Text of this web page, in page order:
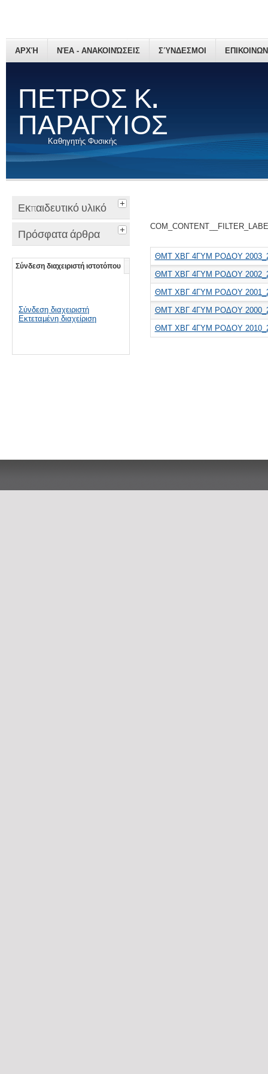
ΠΕΤΡΟΣ Κ.
ΠΑΡΑΓΥΙΟΣ
Καθηγητής Φυσικής
ΑΡΧΉ ΝΈΑ - ΑΝΑΚΟΙΝΏΣΕΙΣ ΣΎΝΔΕΣΜΟΙ
Εκπαιδευτικό υλικό
Πρόσφατα άρθρα
Σύνδεση διαχειριστή ιστοτόπου
Σύνδεση διαχειριστή
Εκτεταμένη διαχείριση
ΘΜΤ ΧΒΓ 4ΓΥΜ ΡΟΔΟΥ
ΘΜΤ ΧΒΓ 4ΓΥΜ ΡΟΔΟΥ
ΘΜΤ ΧΒΓ 4ΓΥΜ ΡΟΔΟΥ
ΘΜΤ ΧΒΓ 4ΓΥΜ ΡΟΔΟΥ
ΘΜΤ ΧΒΓ 4ΓΥΜ ΡΟΔΟΥ